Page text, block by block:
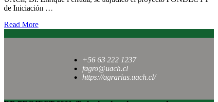
de Iniciación …
Read More
+56 63 222 1237
fagro@uach.cl
https://agrarias.uach.cl/